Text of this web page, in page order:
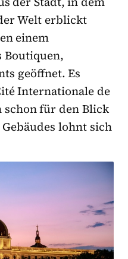
Welt erblickt
einem
Boutiquen,
geöffnet. Es
Internationale de
schon für den Blick
lohnt sich